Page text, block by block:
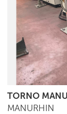
TORNO
MANURHIN